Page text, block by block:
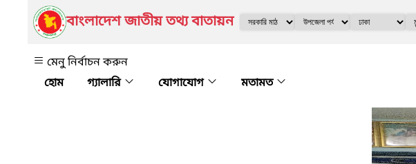
বাংলাদেশ জাতীয় তথ্য বাতায়ন
মেনু নির্বাচন করুন
গ্যালারি
যোগাযোগ মতামত